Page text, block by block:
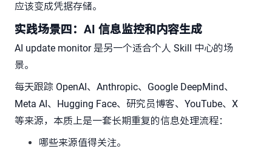
应该变成凭据存储。
实践场景四：AI 信息监控和内容生成
AI update monitor 是另一个适合个人 Skill 中心的场
景。
每天跟踪 OpenAI、Anthropic、Google DeepMind、
Meta AI、Hugging Face、研究员博客、YouTube、X
等来源，本质上是一套长期重复的信息处理流程：
哪些来源值得关注。